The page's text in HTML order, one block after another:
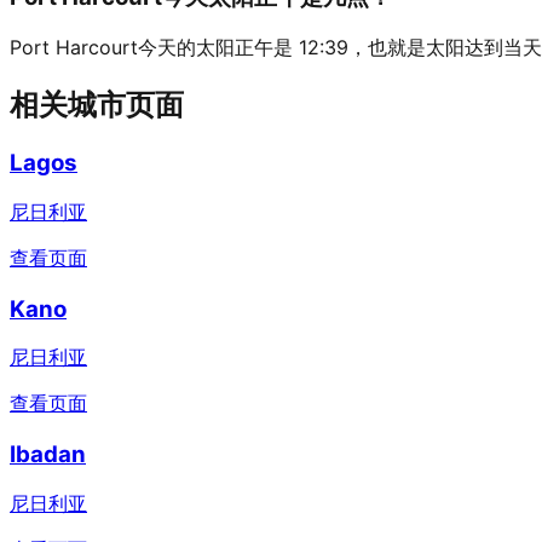
Port Harcourt今天的太阳正午是 12:39，也就是太阳达到当天
相关城市页面
Lagos
尼日利亚
查看页面
Kano
尼日利亚
查看页面
Ibadan
尼日利亚